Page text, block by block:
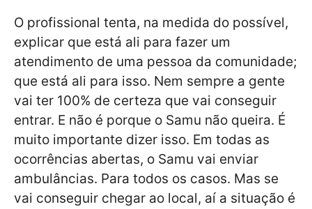
O profissional tenta, na medida do possível,
explicar que está ali para fazer um
atendimento de uma pessoa da comunidade;
que está ali para isso. Nem sempre a gente
vai ter 100% de certeza que vai conseguir
entrar. E não é porque o Samu não queira. É
muito importante dizer isso. Em todas as
ocorrências abertas, o Samu vai enviar
ambulâncias. Para todos os casos. Mas se
vai conseguir chegar ao local, aí a situação é